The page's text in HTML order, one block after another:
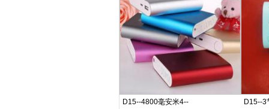
D15--4800毫安米4-- D15--3